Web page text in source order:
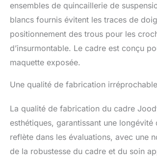
ensembles de quincaillerie de
blancs fournis évitent les traces de
positionnement des trous pour les
d’insurmontable. Le cadre est conçu
maquette exposée.
Une qualité de fabrication irréprochable
La qualité de fabrication du cadre
esthétiques, garantissant une
reflète dans les évaluations, avec une
de la robustesse du cadre et du soin